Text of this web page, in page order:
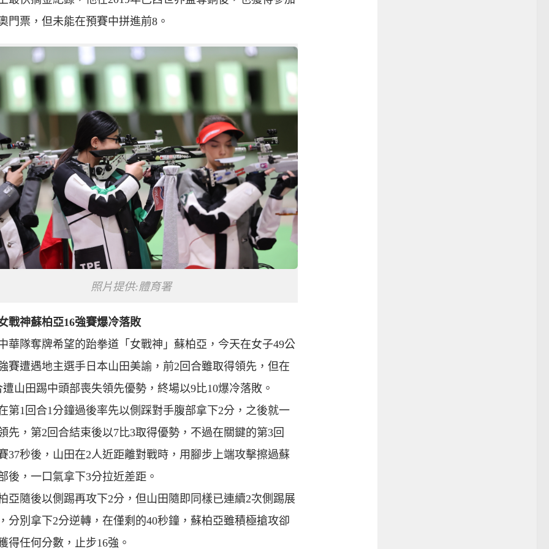
門票，但未能在預賽中拼進前8。
照片提供:體育署
戰神蘇柏亞16強賽爆冷落敗
華隊奪牌希望的跆拳道「女戰神」蘇柏亞，今天在女子49公
賽遭遇地主選手日本山田美諭，前2回合雖取得領先，但在
遭山田踢中頭部喪失領先優勢，終場以9比10爆冷落敗。
第1回合1分鐘過後率先以側踩對手腹部拿下2分，之後就一
先，第2回合結束後以7比3取得優勢，不過在關鍵的第3回
37秒後，山田在2人近距離對戰時，用腳步上端攻擊擦過蘇
後，一口氣拿下3分拉近差距。
亞隨後以側踢再攻下2分，但山田隨即同樣已連續2次側踢展
分別拿下2分逆轉，在僅剩的40秒鐘，蘇柏亞雖積極搶攻卻
得任何分數，止步16強。